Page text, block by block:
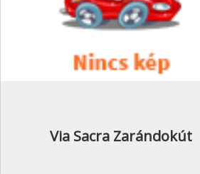
Via Sacra Zarándokút